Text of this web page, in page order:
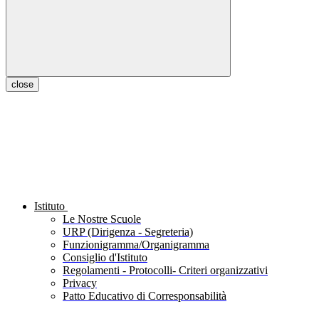
close
Istituto
Le Nostre Scuole
URP (Dirigenza - Segreteria)
Funzionigramma/Organigramma
Consiglio d'Istituto
Regolamenti - Protocolli- Criteri organizzativi
Privacy
Patto Educativo di Corresponsabilità